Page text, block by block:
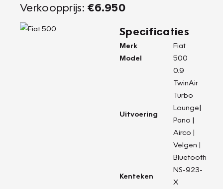
Verkoopprijs: €6.950
Specificaties
Merk
Fiat
Model
500
Uitvoering
0.9
TwinAir
Turbo
Lounge|
Pano |
Airco |
Velgen |
Bluetooth
Kenteken
NS-923-
X